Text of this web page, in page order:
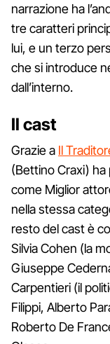
narrazione ha
tre caratteri
lui, e un terzo
che si introduce
dall’interno.
Il cast
Grazie a Il
(Bettino Craxi) ha
come Miglior
nella stessa
resto del cast è
Silvia Cohen (la
Giuseppe
Carpentieri (il
Filippi, Alberto
Roberto De